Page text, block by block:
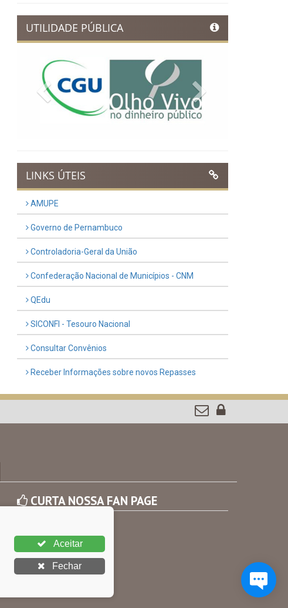
UTILIDADE PÚBLICA
Previous
LINKS ÚTEIS
AMUPE
Governo de Pernambuco
Controladoria-Geral da União
Confederação Nacional de Municípios - CNM
QEdu
SICONFI - Tesouro Nacional
Consultar Convênios
Receber Informações sobre novos Repasses
CURTA NOSSA FAN PAGE
Aceitar
Fechar